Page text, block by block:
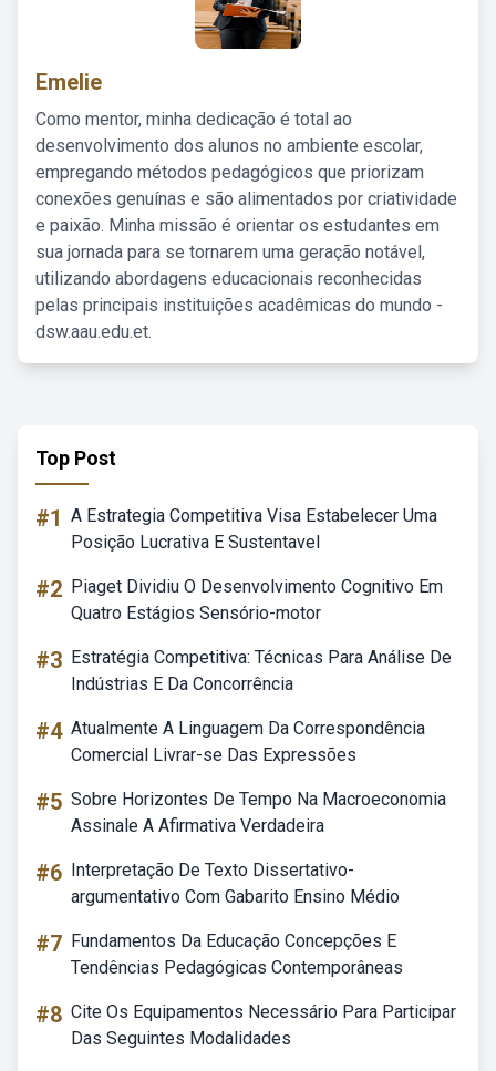
Emelie
Como mentor, minha dedicação é total ao
desenvolvimento dos alunos no ambiente escolar,
empregando métodos pedagógicos que priorizam
conexões genuínas e são alimentados por criatividade
e paixão. Minha missão é orientar os estudantes em
sua jornada para se tornarem uma geração notável,
utilizando abordagens educacionais reconhecidas
pelas principais instituições acadêmicas do mundo -
dsw.aau.edu.et.
Top Post
#1 A Estrategia Competitiva Visa Estabelecer Uma
Posição Lucrativa E Sustentavel
#2 Piaget Dividiu O Desenvolvimento Cognitivo Em
Quatro Estágios Sensório-motor
#3 Estratégia Competitiva: Técnicas Para Análise De
Indústrias E Da Concorrência
#4 Atualmente A Linguagem Da Correspondência
Comercial Livrar-se Das Expressões
#5 Sobre Horizontes De Tempo Na Macroeconomia
Assinale A Afirmativa Verdadeira
#6 Interpretação De Texto Dissertativo-
argumentativo Com Gabarito Ensino Médio
#7 Fundamentos Da Educação Concepções E
Tendências Pedagógicas Contemporâneas
#8 Cite Os Equipamentos Necessário Para Participar
Das Seguintes Modalidades